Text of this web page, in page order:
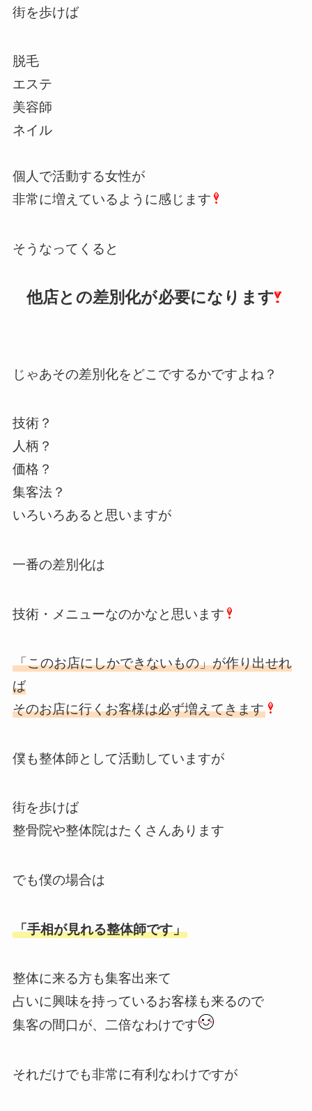
街を歩けば
脱毛
エステ
美容師
ネイル
個人で活動する女性が
非常に増えているように感じます
そうなってくると
他店との差別化が必要になります
じゃあその差別化をどこでするかですよね？
技術？
人柄？
価格？
集客法？
いろいろあると思いますが
一番の差別化は
技術・メニューなのかなと思います
「このお店にしかできないもの」が作り出せれ
ば
そのお店に行くお客様は必ず増えてきます
僕も整体師として活動していますが
街を歩けば
整骨院や整体院はたくさんあります
でも僕の場合は
「手相が見れる整体師です」
整体に来る方も集客出来て
占いに興味を持っているお客様も来るので
集客の間口が、二倍なわけです
それだけでも非常に有利なわけですが